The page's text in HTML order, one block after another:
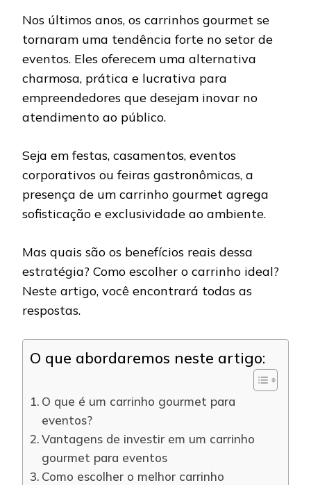
Nos últimos anos, os carrinhos gourmet se
tornaram uma tendência forte no setor de
eventos. Eles oferecem uma alternativa
charmosa, prática e lucrativa para
empreendedores que desejam inovar no
atendimento ao público.
Seja em festas, casamentos, eventos
corporativos ou feiras gastronômicas, a
presença de um carrinho gourmet agrega
sofisticação e exclusividade ao ambiente.
Mas quais são os benefícios reais dessa
estratégia? Como escolher o carrinho ideal?
Neste artigo, você encontrará todas as
respostas.
O que abordaremos neste artigo:
O que é um carrinho gourmet para
eventos?
Vantagens de investir em um carrinho
gourmet para eventos
Como escolher o melhor carrinho